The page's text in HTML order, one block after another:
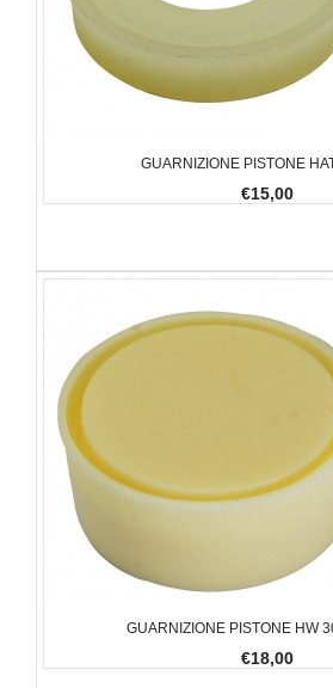
GUARNIZIONE PISTONE
€15,00
GUARNIZIONE PISTONE HW
€18,00